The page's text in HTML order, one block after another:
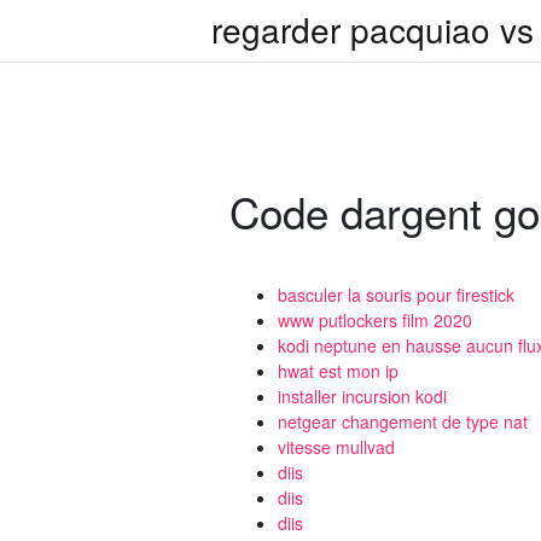
regarder pacquiao
Code dargent
basculer la souris pour firestick
www putlockers film 2020
kodi neptune en hausse aucun
hwat est mon ip
installer incursion kodi
netgear changement de type nat
vitesse mullvad
diis
diis
diis